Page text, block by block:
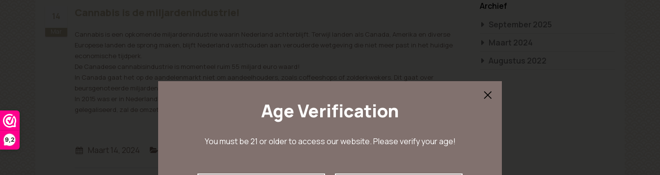
9,2
Cannabis is een opkomende miljardenindustrie waarin Nederland achterblijft. Terwijl landen als Canada, Amerika en diverse
Europese landen de sprong maken, blijft Nederland vasthouden aan verouderde wetgeving die niet meer past in het huidige
economische tijdperk.
De Canadese cannabisindustrie is momenteel ruim 55 miljard euro waard!
In Canada gaat het op de aandelenmarkt niet om aandeelhouders, zoals coffeeshops of zolderkwekers. Dit gaat over
beursgenoteerde miljarden bedrijven die in Canada zijn gevestigd en in deze sector investeren.
In 2015 was er in Nederland voor 3 miljard euro aan illegale cannabisteelt. Wanneer de wietteelt in Nederland en/of Europa wordt
gelegaliseerd, zal de omzet op de beurs naar verwachting net zo hoog zijn als die van Amerika of Canada!
Maart 14, 2024
Archief
September 2025
Maart 2024
Augustus 2022
Age Verification
You must be 21 or older to access our website. Please verify your age!